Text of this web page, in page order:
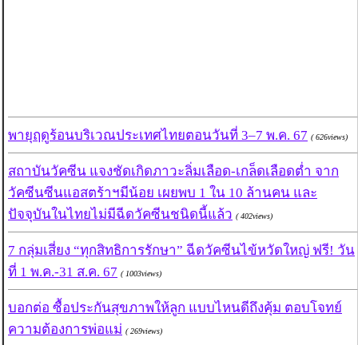
พายุฤดูร้อนบริเวณประเทศไทยตอนวันที่ 3–7 พ.ค. 67 ( 626views)
สถาบันวัคซีน แจงชัดเกิดภาวะลิ่มเลือด-เกล็ดเลือดต่ำ จาก
วัคซีนซีนแอสตร้าฯมีน้อย เผยพบ 1 ใน 10 ล้านคน และ
ปัจจุบันในไทยไม่มีฉีดวัคซีนชนิดนี้แล้ว ( 402views)
7 กลุ่มเสี่ยง “ทุกสิทธิการรักษา” ฉีดวัคซีนไข้หวัดใหญ่ ฟรี! วัน
ที่ 1 พ.ค.-31 ส.ค. 67 ( 1003views)
บอกต่อ ซื้อประกันสุขภาพให้ลูก แบบไหนดีถึงคุ้ม ตอบโจทย์
ความต้องการพ่อแม่ ( 269views)